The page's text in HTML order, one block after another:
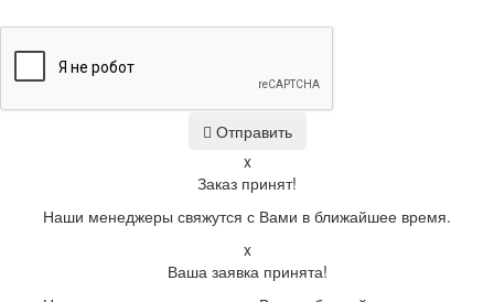
Отправить
x
Заказ принят!
Наши менеджеры свяжутся с Вами в ближайшее время.
x
Ваша заявка принята!